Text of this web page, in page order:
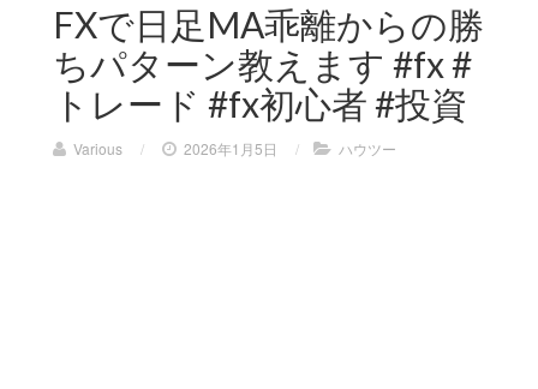
FXで日足MA乖離からの勝
ちパターン教えます #fx #
トレード #fx初心者 #投資
Various / 2026年1月5日 / ハウツー